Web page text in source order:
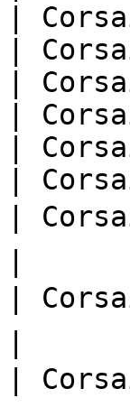
|
|
|
|
|
|
|
|
|